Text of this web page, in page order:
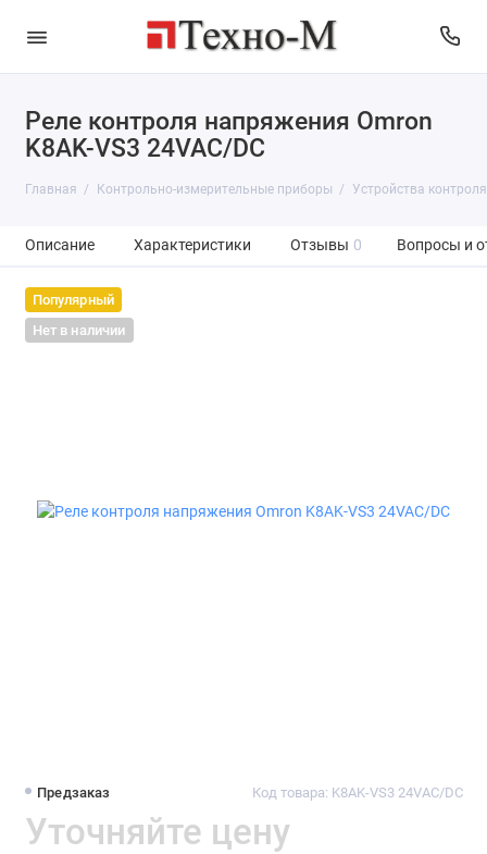
Реле контроля напряжения Omron
K8AK-VS3 24VAC/DC
Главная Контрольно-измерительные приборы Устройства контроля
Описание Характеристики Отзывы 0 Вопросы и
Популярный
Нет в наличии
Предзаказ Код товара: K8AK-VS3 24VAC/DC
Уточняйте цену